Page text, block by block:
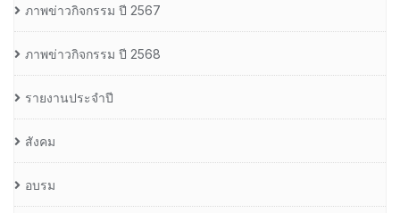
ภาพข่าวกิจกรรม ปี 2567
ภาพข่าวกิจกรรม ปี 2568
รายงานประจำปี
สังคม
อบรม